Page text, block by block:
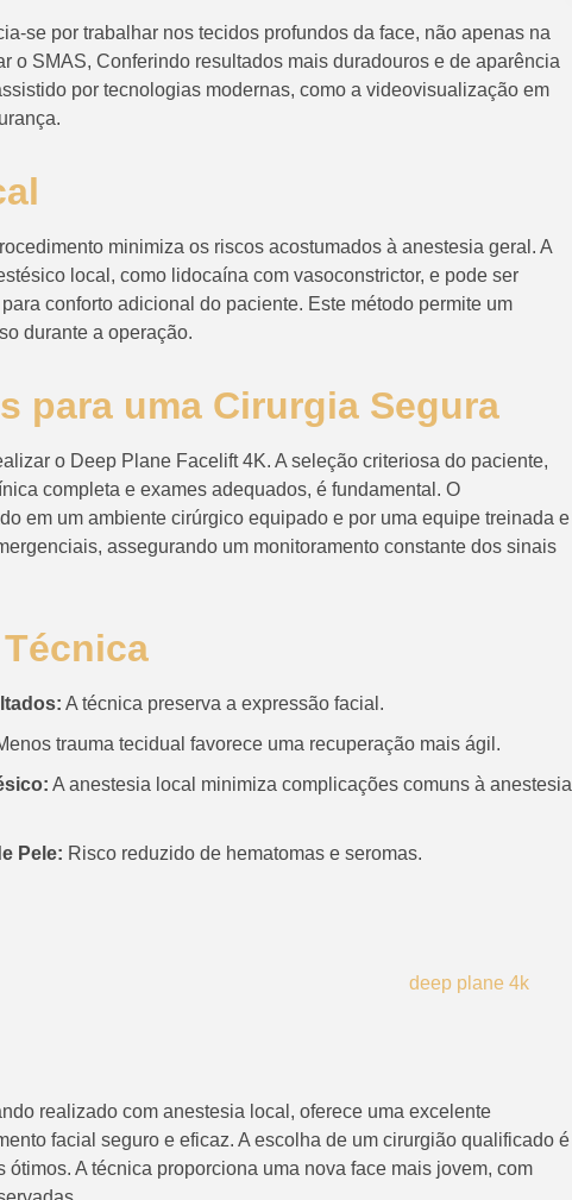
se por trabalhar nos tecidos profundos da face, não apenas na
o SMAS, Conferindo resultados mais duradouros e de aparência
por tecnologias modernas, como a videovisualização em
minimiza os riscos acostumados à anestesia geral. A
local, como lidocaína com vasoconstrictor, e pode ser
conforto adicional do paciente. Este método permite um
durante a operação.
para uma Cirurgia Segura
o Deep Plane Facelift 4K. A seleção criteriosa do paciente,
completa e exames adequados, é fundamental. O
em um ambiente cirúrgico equipado e por uma equipe treinada e
assegurando um monitoramento constante dos sinais
A técnica preserva a expressão facial.
trauma tecidual favorece uma recuperação mais ágil.
A anestesia local minimiza complicações comuns à anestesia
Pele: Risco reduzido de hematomas e seromas.
realizado com anestesia local, oferece uma excelente
facial seguro e eficaz. A escolha de um cirurgião qualificado é
A técnica proporciona uma nova face mais jovem, com